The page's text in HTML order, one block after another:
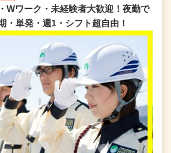
Wワーク・未経験者大歓迎！夜勤で
・単発・週1・シフト超自由！